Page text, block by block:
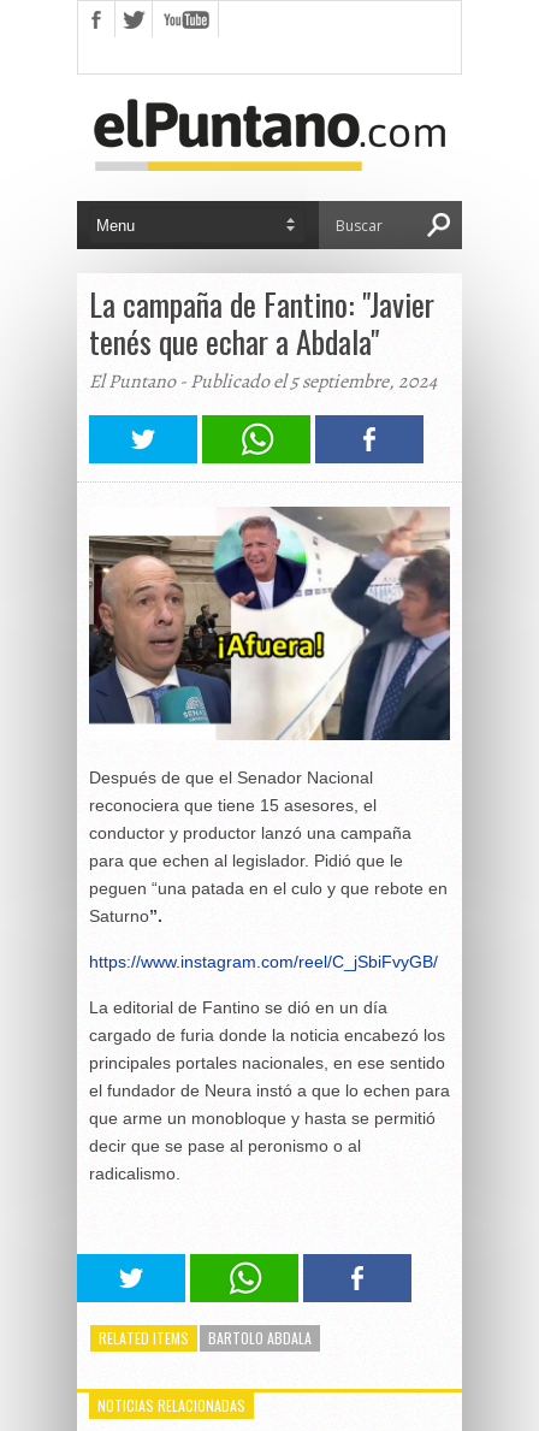
La campaña de Fantino: "Javier
tenés que echar a Abdala"
El Puntano - Publicado el 5 septiembre, 2024
Después de que el Senador Nacional
reconociera que tiene 15 asesores, el
conductor y productor lanzó una campaña
para que echen al legislador. Pidió que le
peguen “una patada en el culo y que rebote en
Saturno”.
https://www.instagram.com/reel/C_jSbiFvyGB/
La editorial de Fantino se dió en un día
cargado de furia donde la noticia encabezó los
principales portales nacionales, en ese sentido
el fundador de Neura instó a que lo echen para
que arme un monobloque y hasta se permitió
decir que se pase al peronismo o al
radicalismo.
RELATED ITEMS BARTOLO ABDALA
NOTICIAS RELACIONADAS